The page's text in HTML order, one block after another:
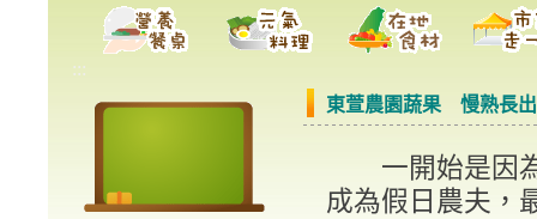
:::
東萱農園蔬果 慢熟長
一開始是因
成為假日農夫，